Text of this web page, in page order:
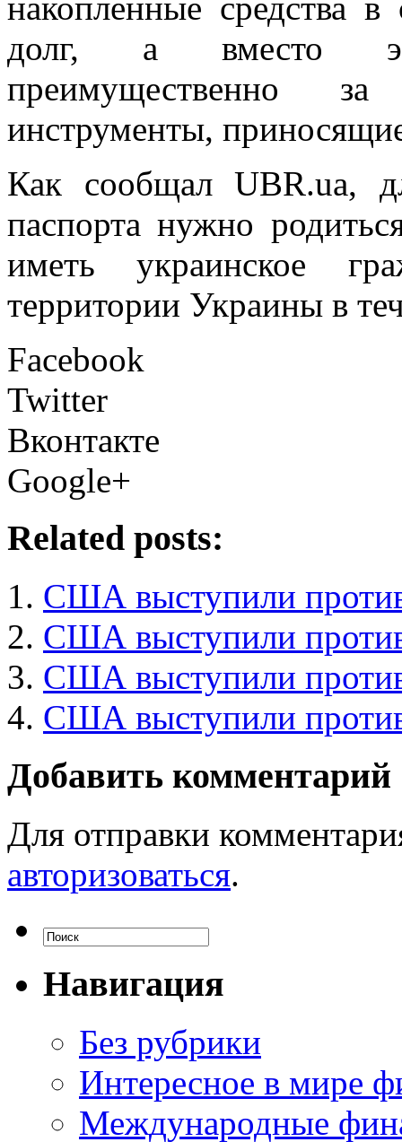
долг, а вместо
преимущественно
инструменты,
Как сообщал UBR.ua,
паспорта нужно
иметь украинское
территории Украины в
Facebook
Twitter
Вконтакте
Google+
Related posts:
США выступили
США выступили
США выступили
США выступили
Добавить комментарий
Для отправки
авторизоваться.
Навигация
Без рубрики
Интересное в мире
Международные